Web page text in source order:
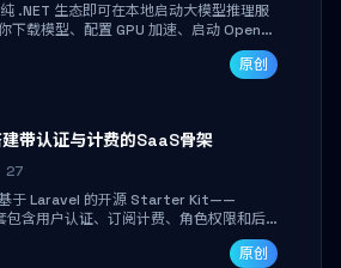
.NET 生态即可在本地启动大模型推理服
下载模型、配置 GPU 加速、启动 OpenAI
务代码中无缝调用。数据不出网，零门槛
原创
带认证与计费的SaaS骨架
27
基于 Laravel 的开源 Starter Kit——
包含用户认证、订阅计费、角色权限和后
架。附带 Stripe 测试支付对接与自定义
你省去重复基建时间，将精力聚焦于核心
原创